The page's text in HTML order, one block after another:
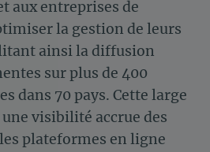
aux entreprises de
la gestion de leurs
ainsi la diffusion
sur plus de 400
dans 70 pays. Cette large
visibilité accrue des
plateformes en ligne